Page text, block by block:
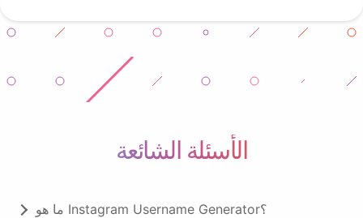
الأسئلة الشائعة
ما هو Instagram Username Generator؟